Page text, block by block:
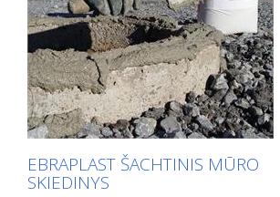
vos per 5-8 minutes - pastovi kokybė
ištisus metus - Stipris gniuždant 20° C
temperatūroje apie 13 N/qmm po 0,5 val,
- apie 57 N/qmm po 7 dienų, apie 65
N/qmm po 28 dienų - supakuota į 25 kg
maišus
EBRAPLAST ŠACHTINIS MŪRO
SKIEDINYS